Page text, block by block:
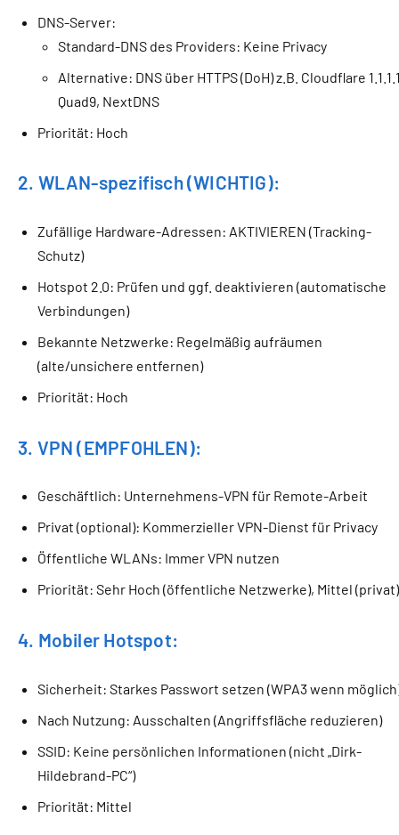
DNS-Server:
Standard-DNS des Providers: Keine Privacy
Alternative: DNS über HTTPS (DoH) z.B. Cloudflare
Quad9, NextDNS
Priorität: Hoch
2. WLAN-spezifisch (WICHTIG):
Zufällige Hardware-Adressen: AKTIVIEREN (Tracking-
Schutz)
Hotspot 2.0: Prüfen und ggf. deaktivieren (automatische
Verbindungen)
Bekannte Netzwerke: Regelmäßig aufräumen
(alte/unsichere entfernen)
Priorität: Hoch
3. VPN (EMPFOHLEN):
Geschäftlich: Unternehmens-VPN für Remote-Arbeit
Privat (optional): Kommerzieller VPN-Dienst für Privacy
Öffentliche WLANs: Immer VPN nutzen
Priorität: Sehr Hoch (öffentliche Netzwerke), Mittel (privat)
4. Mobiler Hotspot:
Sicherheit: Starkes Passwort setzen (WPA3 wenn
Nach Nutzung: Ausschalten (Angriffsfläche reduzieren)
SSID: Keine persönlichen Informationen (nicht „Dirk-
Hildebrand-PC“)
Priorität: Mittel